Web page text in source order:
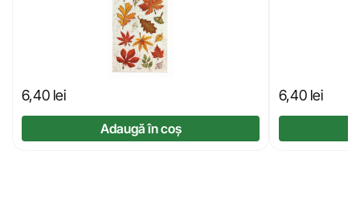
6,40 lei
Adaugă în coș
6,40 lei